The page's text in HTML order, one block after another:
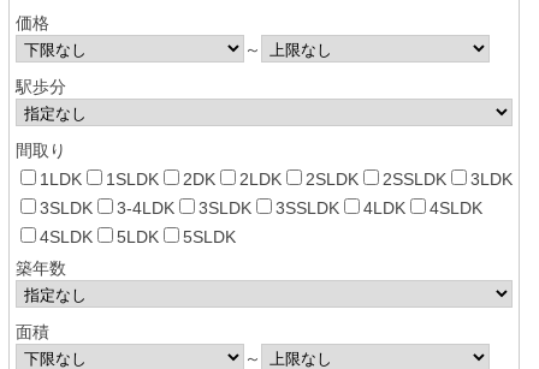
価格
～
駅歩分
間取り
1LDK
1SLDK 2DK 2LDK 2SLDK 2SSLDK
3LDK
3SLDK
3-4LDK 3SLDK 3SSLDK 4LDK
4SLDK
4SLDK
5LDK
5SLDK
築年数
面積
～